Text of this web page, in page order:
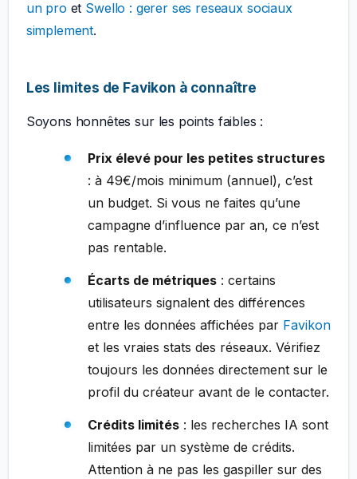
un pro et Swello : gerer ses reseaux sociaux
simplement.
Les limites de Favikon à connaître
Soyons honnêtes sur les points faibles :
Prix élevé pour les petites structures
: à 49€/mois minimum (annuel), c’est
un budget. Si vous ne faites qu’une
campagne d’influence par an, ce n’est
pas rentable.
Écarts de métriques: certains
utilisateurs signalent des différences
entre les données affichées par Favikon
et les vraies stats des réseaux. Vérifiez
toujours les données directement sur le
profil du créateur avant de le contacter.
Crédits limités: les recherches IA sont
limitées par un système de crédits.
Attention à ne pas les gaspiller sur des